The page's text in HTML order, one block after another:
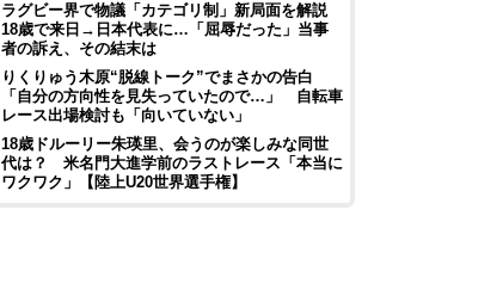
ラグビー界で物議「カテゴリ制」新局面を解説
18歳で来日→日本代表に…「屈辱だった」当事
者の訴え、その結末は
りくりゅう木原“脱線トーク”でまさかの告白
「自分の方向性を見失っていたので…」 自転車
レース出場検討も「向いていない」
18歳ドルーリー朱瑛里、会うのが楽しみな同世
代は？ 米名門大進学前のラストレース「本当に
ワクワク」【陸上U20世界選手権】